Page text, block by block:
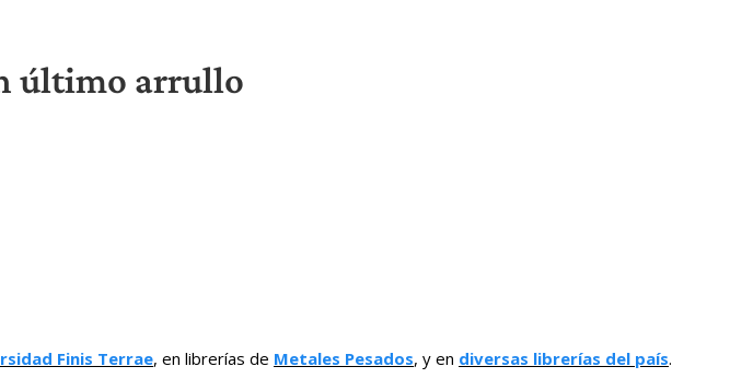
último arrullo
Finis Terrae, en librerías de Metales Pesados, y en diversas librerías del país.